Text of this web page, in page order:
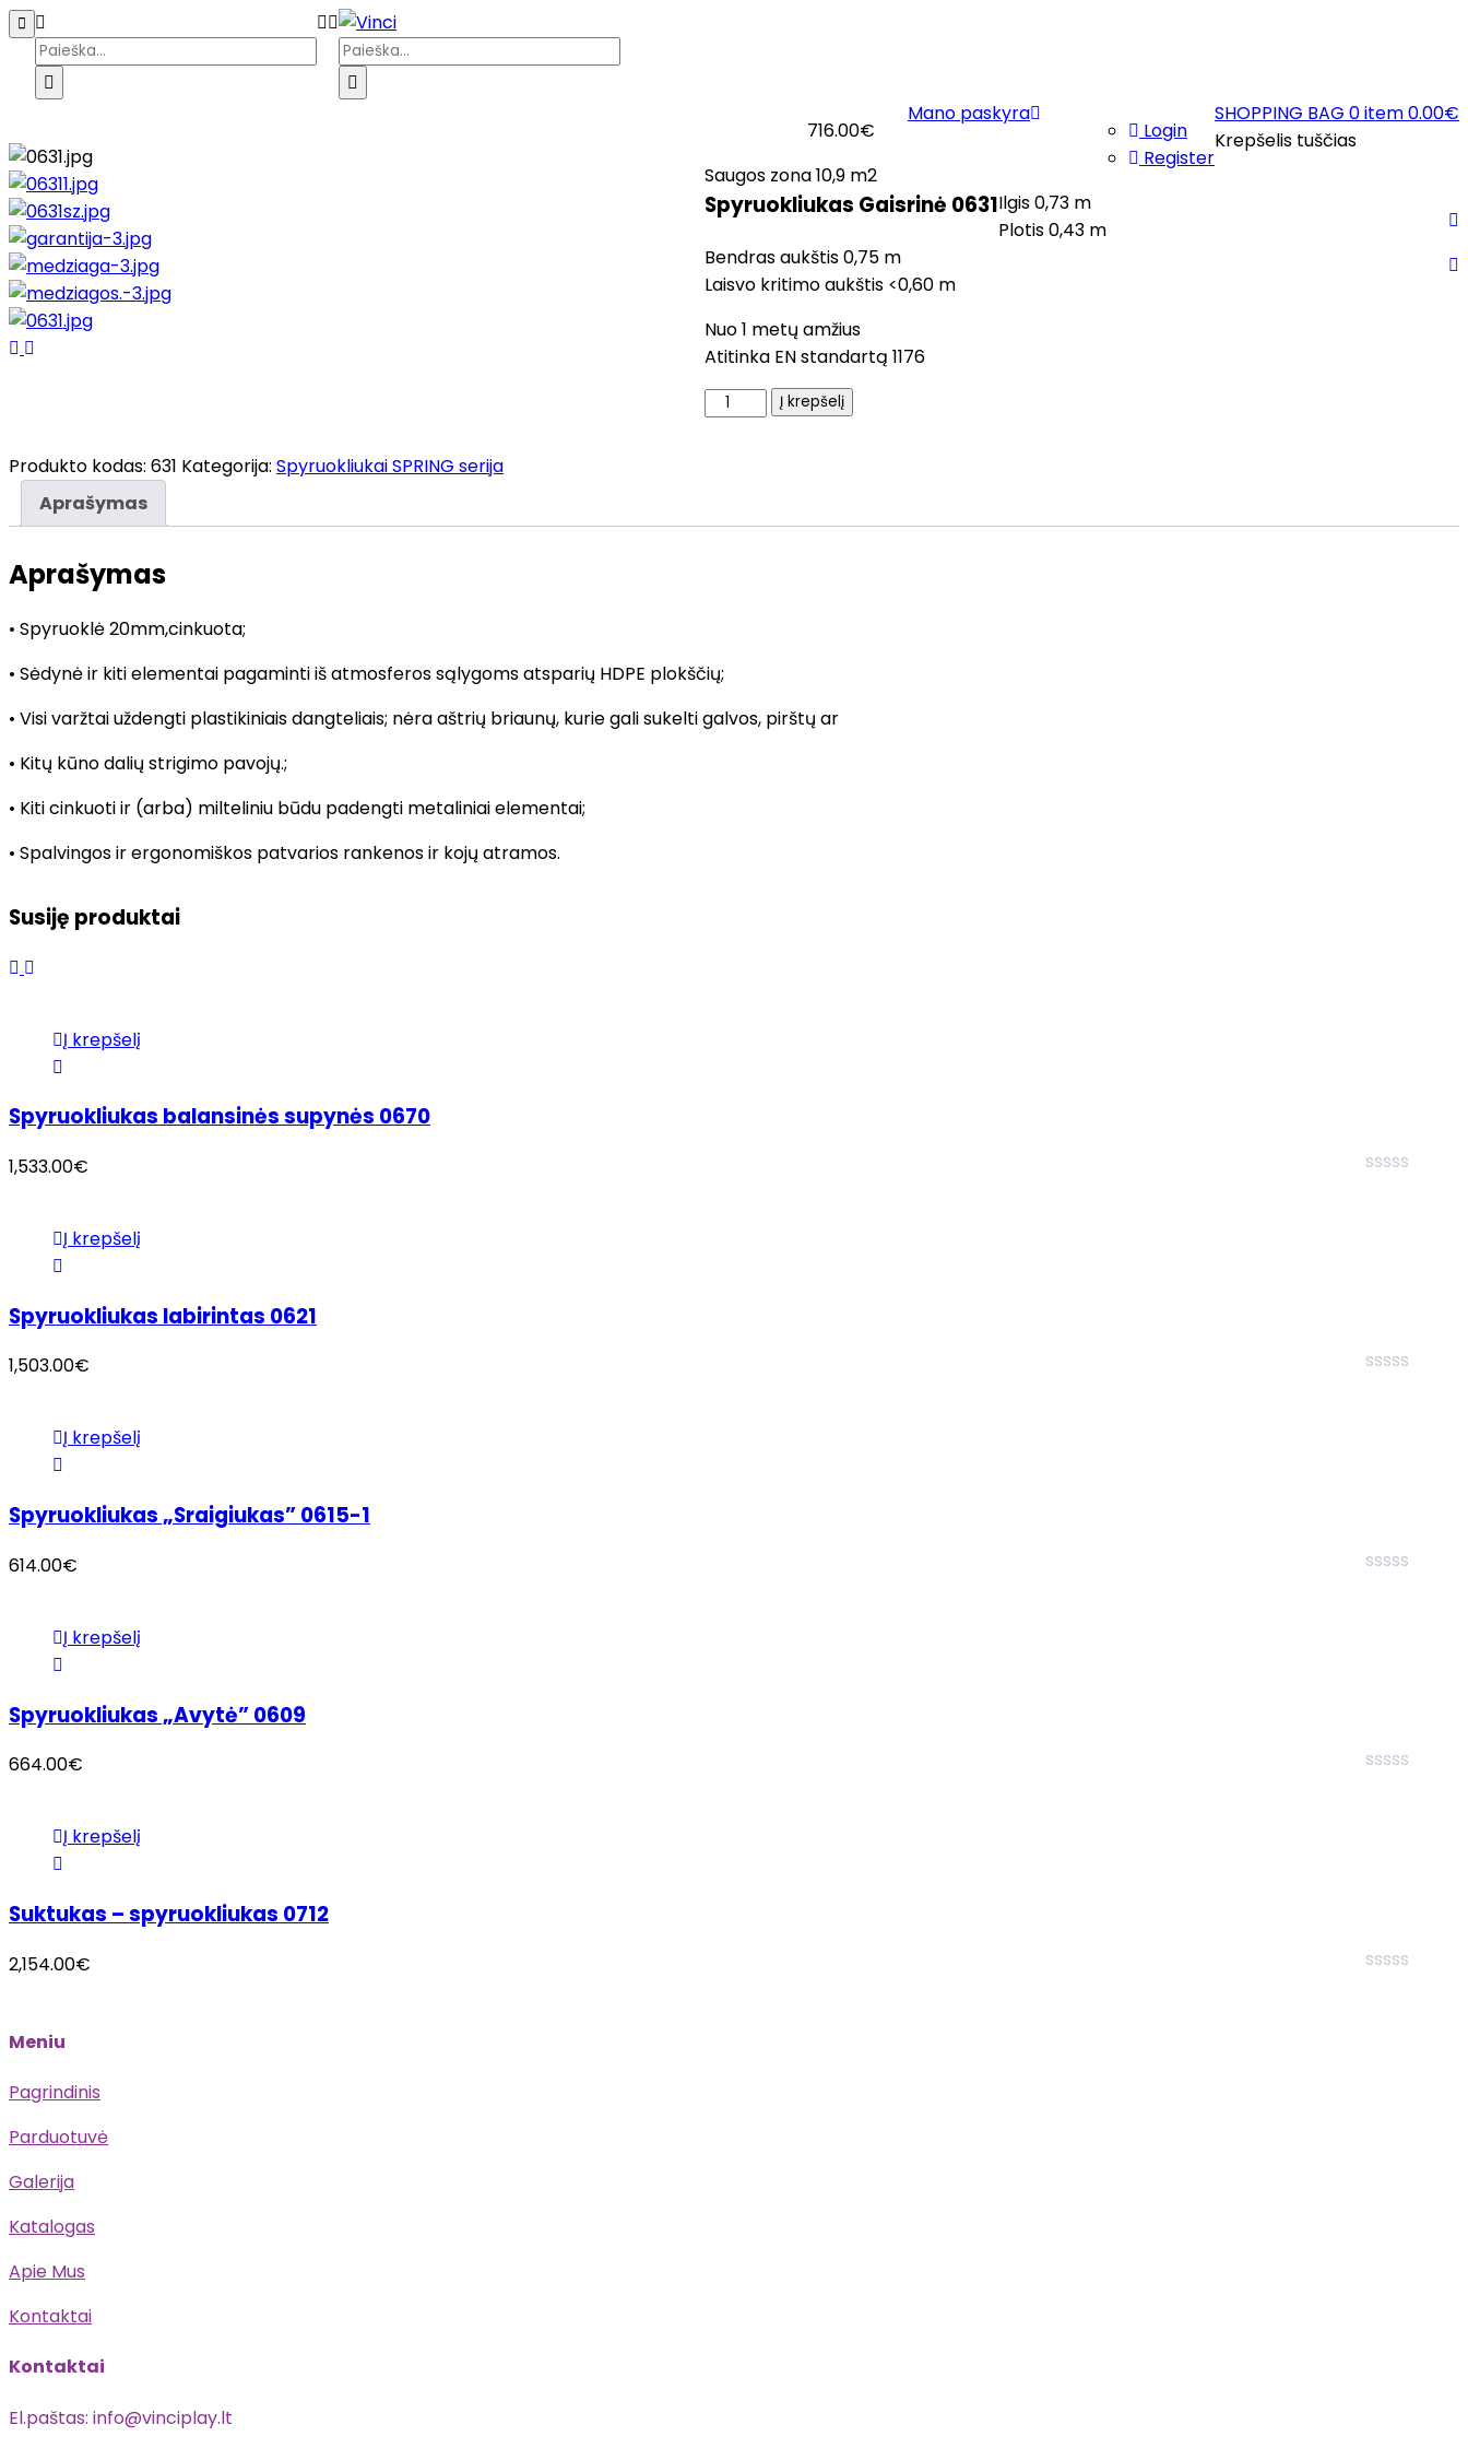
SHOPPING BAG 0 item0.00€
Krepšelis tuščias
Mano paskyra
Login
Register
Spyruokliukas Gaisrinė 0631
716.00€
Saugos zona 10,9 m2
Ilgis 0,73 m
Plotis 0,43 m
Bendras aukštis 0,75 m
Laisvo kritimo aukštis <0,60 m
Nuo 1 metų amžius
Atitinka EN standartą 1176
produktoĮ krepšelį
Produkto kodas: 631 Kategorija: Spyruokliukai SPRING serija
Aprašymas
Aprašymas
• Spyruoklė 20mm,cinkuota;
• Sėdynė ir kiti elementai pagaminti iš atmosferos sąlygoms atsparių HDPE plokščių;
• Visi varžtai uždengti plastikiniais dangteliais; nėra aštrių briaunų, kurie gali sukelti galvos, pirštų ar
• Kitų kūno dalių strigimo pavojų.;
• Kiti cinkuoti ir (arba) milteliniu būdu padengti metaliniai elementai;
• Spalvingos ir ergonomiškos patvarios rankenos ir kojų atramos.
Susiję produktai
Į krepšelį
Spyruokliukas balansinės supynės 0670
1,533.00€
Į krepšelį
Spyruokliukas labirintas 0621
1,503.00€
Į krepšelį
Spyruokliukas „Sraigiukas” 0615-1
614.00€
Į krepšelį
Spyruokliukas „Avytė” 0609
664.00€
Į krepšelį
Suktukas – spyruokliukas 0712
2,154.00€
Meniu
Pagrindinis
Parduotuvė
Galerija
Katalogas
Apie Mus
Kontaktai
Kontaktai
El.paštas: info@vinciplay.lt